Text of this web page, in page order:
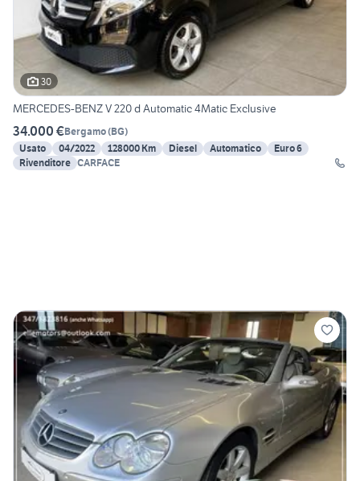
30
MERCEDES-BENZ V 220 d Automatic 4Matic Exclusive
34.000 €Bergamo(BG)
Usato
04/2022 128000 Km Diesel Automatico
Euro 6
Rivenditore CARFACE